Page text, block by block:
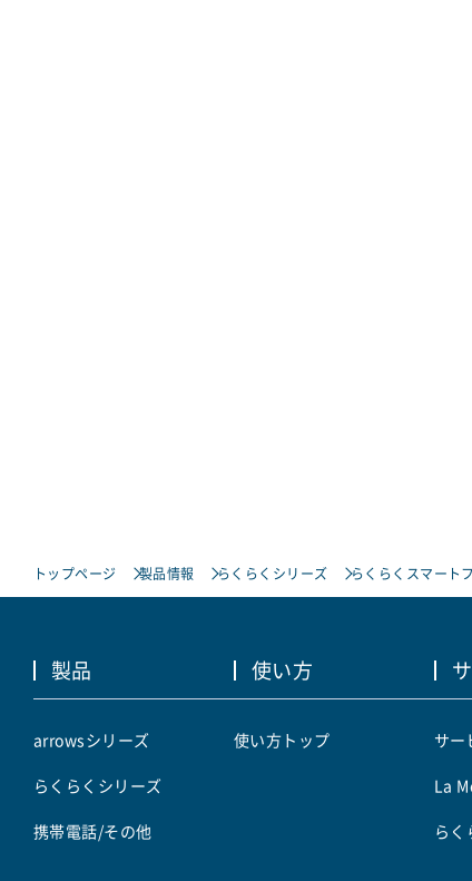
トップページ 製品情報 らくらくシリーズ らくらくスマート
製品
arrowsシリーズ
らくらくシリーズ
携帯電話/その他
使い方
使い方トップ サー
La
らく